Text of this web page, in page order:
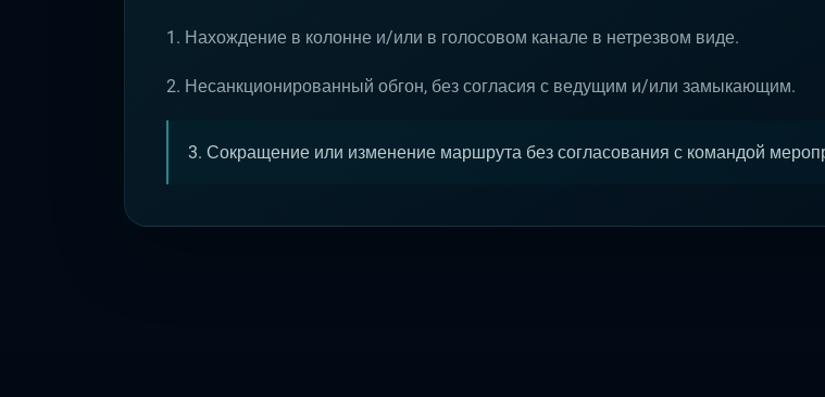
1. Нахождение в колонне и/или в голосовом канале в нетрезвом виде.
2. Несанкционированный обгон, без согласия с ведущим и/или замыкающим.
3. Сокращение или изменение маршрута без согласования с командой